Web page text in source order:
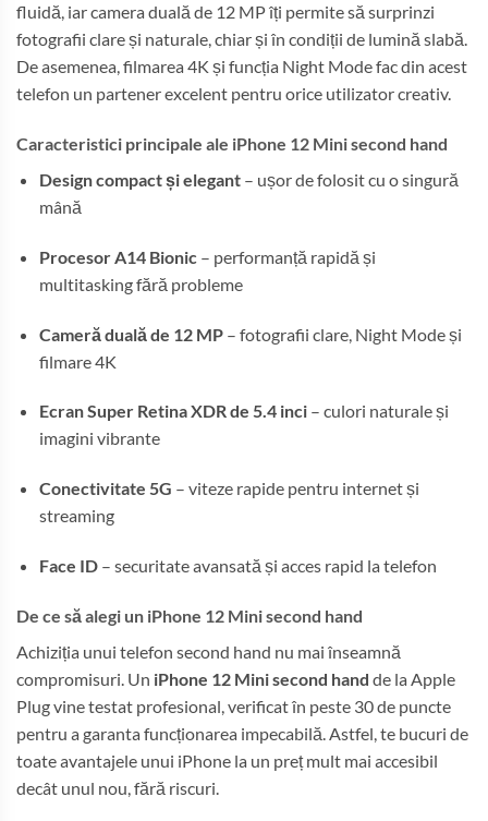
fluidă, iar camera duală de 12 MP îți permite să surprinzi
fotografii clare și naturale, chiar și în condiții de lumină slabă.
De asemenea, filmarea 4K și funcția Night Mode fac din acest
telefon un partener excelent pentru orice utilizator creativ.
Caracteristici principale ale iPhone 12 Mini second hand
Design compact și elegant– ușor de folosit cu o singură
mână
Procesor A14 Bionic – performanță rapidă și
multitasking fără probleme
Cameră duală de 12 MP– fotografii clare, Night Mode și
filmare 4K
Ecran Super Retina XDR de 5.4 inci– culori naturale și
imagini vibrante
Conectivitate 5G – viteze rapide pentru internet și
streaming
Face ID– securitate avansată și acces rapid la telefon
De ce să alegi un iPhone 12 Mini second hand
Achiziția unui telefon second hand nu mai înseamnă
compromisuri. Un iPhone 12 Mini second hand de la Apple
Plug vine testat profesional, verificat în peste 30 de puncte
pentru a garanta funcționarea impecabilă. Astfel, te bucuri de
toate avantajele unui iPhone la un preț mult mai accesibil
decât unul nou, fără riscuri.